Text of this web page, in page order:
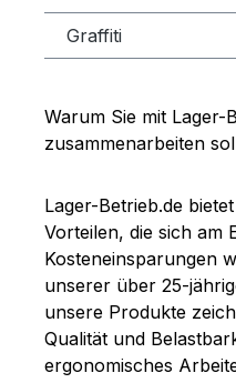
Graffiti
Warum Sie mit Lager-
zusammenarbeiten
Lager-Betrieb.de
Vorteilen, die sich am
Kosteneinsparungen
unserer über 25-
unsere Produkte
Qualität und
ergonomisches